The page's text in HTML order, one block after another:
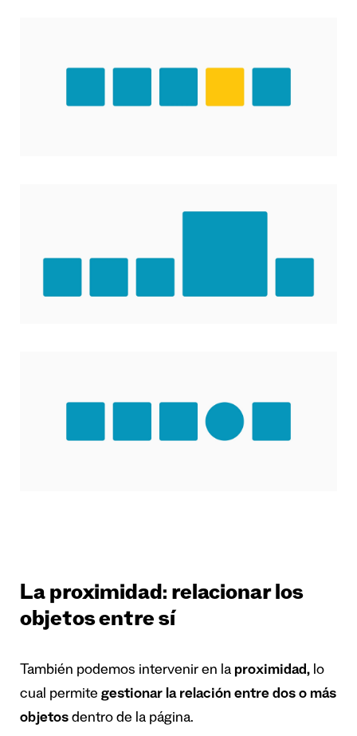
La proximidad: relacionar los
objetos entre sí
También podemos intervenir en la proximidad, lo
cual permite gestionar la relación entre dos o más
objetos dentro de la página.